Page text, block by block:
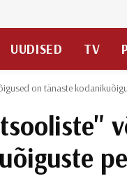
UUDISED TV
on tänaste